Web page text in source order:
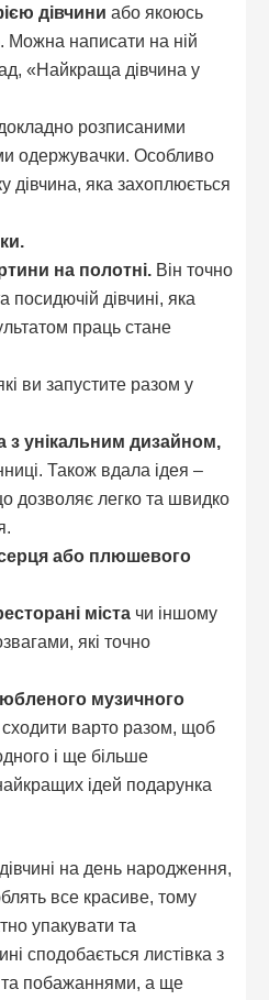
дівчини або якоюсь
Можна написати на ній
«Найкраща дівчина у
докладно розписаними
одержувачки. Особливо
дівчина, яка захоплюється
на полотні. Він точно
посидючій дівчині, яка
праць стане
ви запустите разом у
унікальним дизайном,
Також вдала ідея –
дозволяє легко та швидко
або плюшевого
міста чи іншому
які точно
музичного
варто разом, щоб
і ще більше
ідей подарунка
на день народження,
все красиве, тому
упакувати та
сподобається листівка з
та побажаннями, а ще